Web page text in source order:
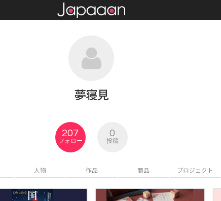
夢寝見
207
フォロー
0
投稿
人物 作品 商品 プロジェクト